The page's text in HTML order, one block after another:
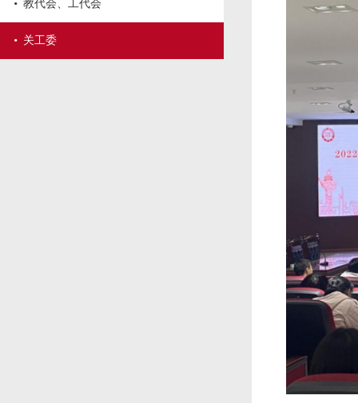
教代会、工代会
· 关工委